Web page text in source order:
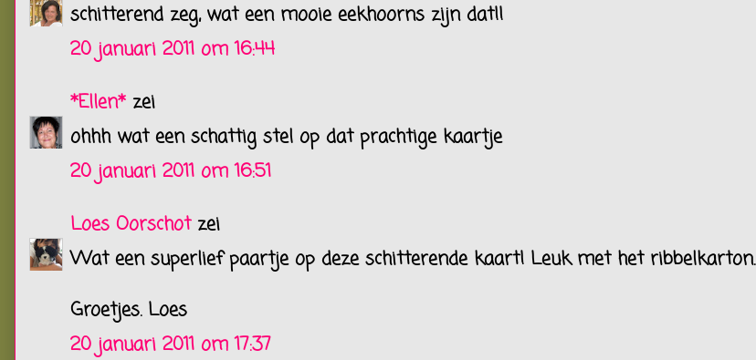
schitterend zeg, wat een mooie eekhoorns zijn dat!!
20 januari 2011 om 16:44
*Ellen* zei
ohhh wat een schattig stel op dat prachtige kaartje
20 januari 2011 om 16:51
Loes Oorschotzei
Wat een superlief paartje op deze schitterende kaart! Leuk met het ribbelkarton.
Groetjes. Loes
20 januari 2011 om 17:37